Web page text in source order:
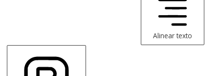
Alinear texto